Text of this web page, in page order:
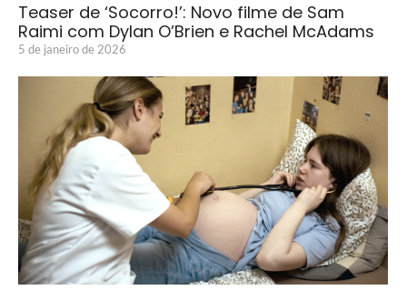
Teaser de ‘Socorro!’: Novo filme de Sam
Raimi com Dylan O’Brien e Rachel McAdams
5 de janeiro de 2026